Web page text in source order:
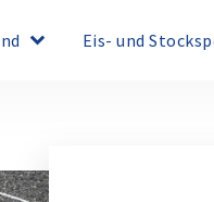
keyboard_arrow_down Eis- und